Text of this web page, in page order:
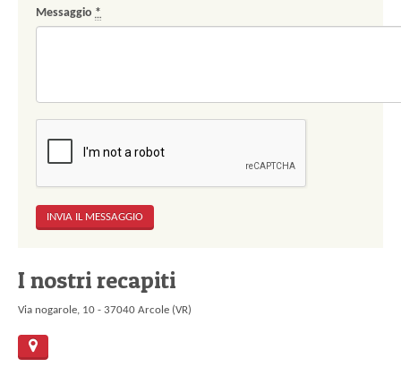
Messaggio *
I nostri recapiti
Via nogarole, 10 - 37040 Arcole (VR)